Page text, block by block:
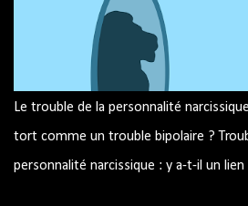
Le trouble de la personnalité
tort comme un trouble bipolaire ?
personnalité narcissique : y a-t-il un lien